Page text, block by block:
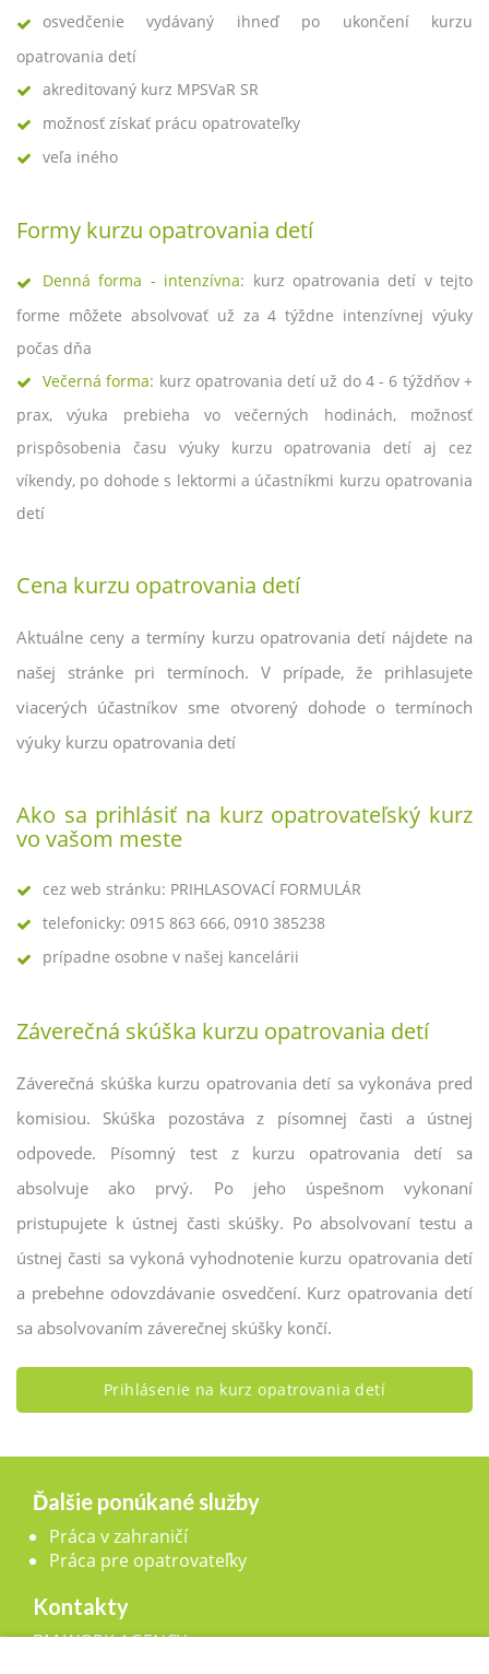
osvedčenie vydávaný ihneď po ukončení kurzu
opatrovania detí
akreditovaný kurz MPSVaR SR
možnosť získať prácu opatrovateľky
veľa iného
Formy kurzu opatrovania detí
Denná forma - intenzívna: kurz opatrovania detí v tejto
forme môžete absolvovať už za 4 týždne intenzívnej výuky
počas dňa
Večerná forma: kurz opatrovania detí už do 4 - 6 týždňov +
prax, výuka prebieha vo večerných hodinách, možnosť
prispôsobenia času výuky kurzu opatrovania detí aj cez
víkendy, po dohode s lektormi a účastníkmi kurzu opatrovania
detí
Cena kurzu opatrovania detí
Aktuálne ceny a termíny kurzu opatrovania detí nájdete na
našej stránke pri termínoch. V prípade, že prihlasujete
viacerých účastníkov sme otvorený dohode o termínoch
výuky kurzu opatrovania detí
Ako sa prihlásiť na kurz opatrovateľský kurz
vo vašom meste
cez web stránku: PRIHLASOVACÍ FORMULÁR
telefonicky: 0915 863 666, 0910 385238
prípadne osobne v našej kancelárii
Záverečná skúška kurzu opatrovania detí
Záverečná skúška kurzu opatrovania detí sa vykonáva pred
komisiou. Skúška pozostáva z písomnej časti a ústnej
odpovede. Písomný test z kurzu opatrovania detí sa
absolvuje ako prvý. Po jeho úspešnom vykonaní
pristupujete k ústnej časti skúšky. Po absolvovaní testu a
ústnej časti sa vykoná vyhodnotenie kurzu opatrovania detí
a prebehne odovzdávanie osvedčení. Kurz opatrovania detí
sa absolvovaním záverečnej skúšky končí.
Prihlásenie na kurz opatrovania detí
Ďalšie ponúkané služby
Práca v zahraničí
Práca pre opatrovateľky
Kontakty
BM WORK AGENCY, s.r.o.,